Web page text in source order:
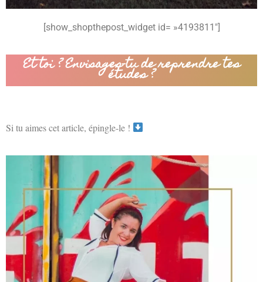
[show_shopthepost_widget id= »4193811″]
Et toi ? Envisages-tu de reprendre tes
études ?
Si tu aimes cet article, épingle-le !